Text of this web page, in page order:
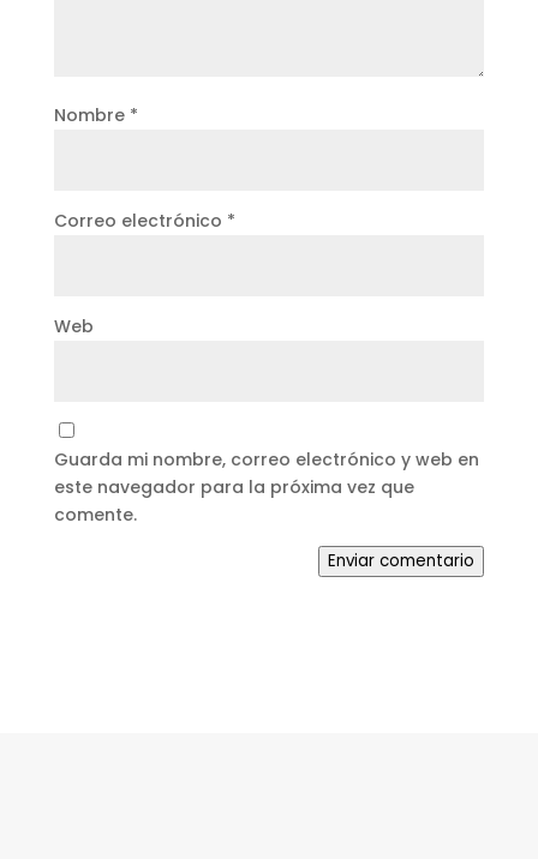
Nombre *
Correo electrónico *
Web
Guarda mi nombre, correo electrónico y web en
este navegador para la próxima vez que
comente.
Enviar comentario